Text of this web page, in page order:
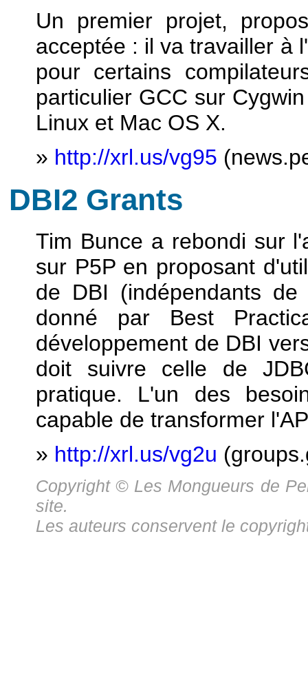
Un premier projet,
acceptée : il va travailler à
pour certains
particulier GCC sur
Linux et Mac OS X.
» http://xrl.us/vg95
DBI2 Grants
Tim Bunce a rebondi sur
sur P5P en proposant
de DBI (indépendants
donné par Best
développement de DBI
doit suivre celle de
pratique. L'un des
capable de transformer
» http://xrl.us/vg2u
Copyright © Les Mongueurs de
site.
Les auteurs conservent le